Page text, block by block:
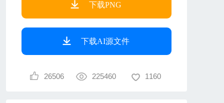
下载PNG
下载AI源文件
26506 225460 1160